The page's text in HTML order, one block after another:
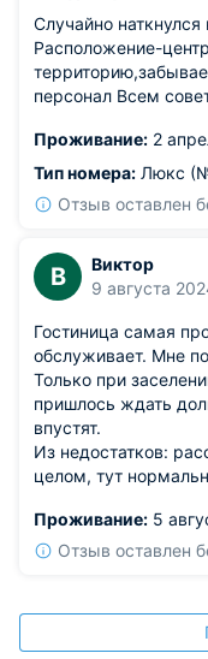
Случайно наткнулся
Расположение-
персонал Всем
Проживание: 2
Тип номера: Люкс
Отзыв оставлен
В
Виктор
9 августа
Гостиница самая
обслуживает. Мне
Только при
пришлось ждать
впустят.
Из недостатков:
целом, тут
Проживание: 5
Отзыв оставлен